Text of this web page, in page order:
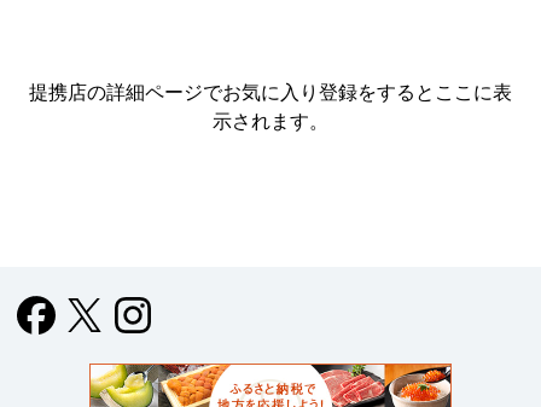
提携店の詳細ページでお気に入り登録をすると ここに表
示されます。